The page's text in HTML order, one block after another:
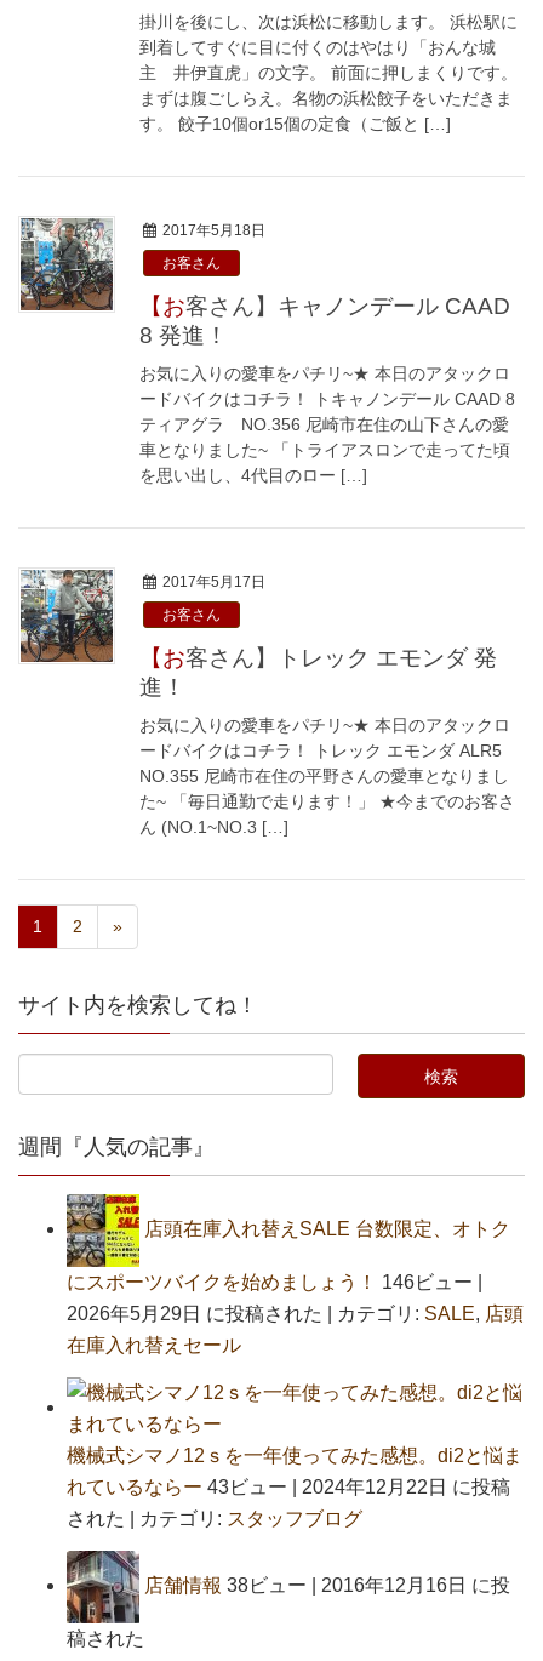
掛川を後にし、次は浜松に移動します。 浜松駅に
到着してすぐに目に付くのはやはり「おんな城
主 井伊直虎」の文字。 前面に押しまくりです。
まずは腹ごしらえ。名物の浜松餃子をいただきま
す。 餃子10個or15個の定食（ご飯と […]
2017年5月18日
お客さん
【お客さん】キャノンデール CAAD
8 発進！
お気に入りの愛車をパチリ~★ 本日のアタックロ
ードバイクはコチラ！ トキャノンデール CAAD 8
ティアグラ NO.356 尼崎市在住の山下さんの愛
車となりました~ 「トライアスロンで走ってた頃
を思い出し、4代目のロー […]
2017年5月17日
お客さん
【お客さん】トレック エモンダ 発
進！
お気に入りの愛車をパチリ~★ 本日のアタックロ
ードバイクはコチラ！ トレック エモンダ ALR5
NO.355 尼崎市在住の平野さんの愛車となりまし
た~ 「毎日通勤で走ります！」 ★今までのお客さ
ん (NO.1~NO.3 […]
1 2 »
サイト内を検索してね！
週間『人気の記事』
店頭在庫入れ替えSALE 台数限定、オトク
にスポーツバイクを始めましょう！ 146ビュー
2026年5月29日 に投稿された
カテゴリ: SALE, 店頭
在庫入れ替えセール
機械式シマノ12ｓを一年使ってみた感想。di2と悩ま
れているならー 43ビュー
2024年12月22日 に投稿
された
カテゴリ: スタッフブログ
店舗情報 38ビュー 2016年12月16日 に投
稿された